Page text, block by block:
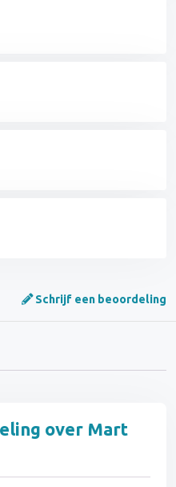
Schrijf een beoordeling
over Mart